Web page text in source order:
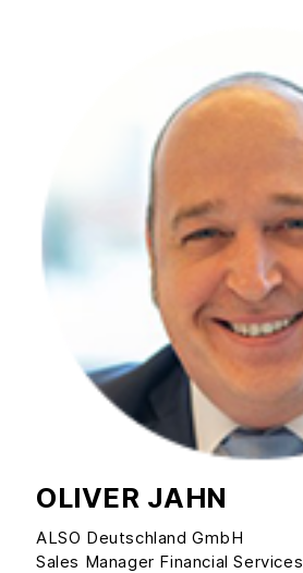
OLIVER JAHN
ALSO Deutschland GmbH
Sales Manager Financial Services